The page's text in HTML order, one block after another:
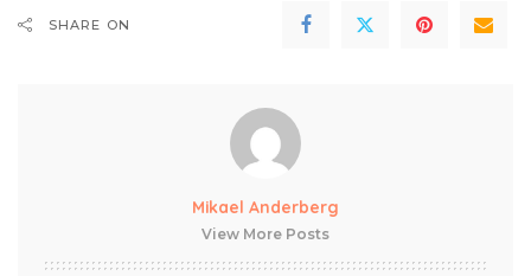
SHARE ON
Mikael Anderberg
View More Posts